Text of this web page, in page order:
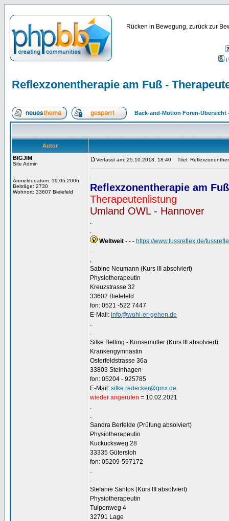
Rücken in Bewegung, zurück zur
Reflexzonentherapie am Fuß -
Back-and-Motion Foren-Übersicht
Autor
BIGJIM
Site Admin
Anmeldedatum: 19.05.2006
Beiträge: 2730
Wohnort: 33607 Bielefeld
Verfasst am: 25.10.2018, 18:40 Titel:
.
Reflexzonentherapie am Fuß
Therapeutenlistung
Umland OWL - Hannover
.
.
Weltweit - - - https://www.fussreflex.de/
.
,
Sabine Neumann (Kurs III absolviert)
Physiotherapeutin
Kreuzstrasse 32
33602 Bielefeld
fon: 0521 -522 7447
E-Mail: info@wohl-er-gehen.de
.
.
Silke Belling - Konsemüller (Kurs III absolviert)
Krankengymnastin
Osterfeldstrasse 36a
33803 Steinhagen
fon: 05204 - 925785
E-Mail: silke.redecker@gmx.de
wieder angerufen = 10.02.2021
.
.
Sandra Berfelde (Prüfung absolviert)
Physiotherapeutin
Kuckucksweg 28
33335 Gütersloh
fon: 05209-597172
.
.
Stefanie Santos (Kurs III absolviert)
Physiotherapeutin
Tulpenweg 4
32791 Lage